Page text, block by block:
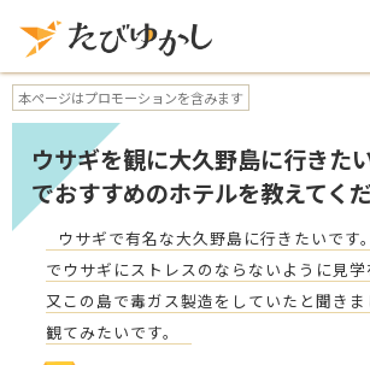
本ページはプロモーションを含みます
ウサギを観に大久野島に行きた
でおすすめのホテルを教えてく
ウサギで有名な大久野島に行きたいです
でウサギにストレスのならないように見
又この島で毒ガス製造をしていたと聞き
観てみたいです。